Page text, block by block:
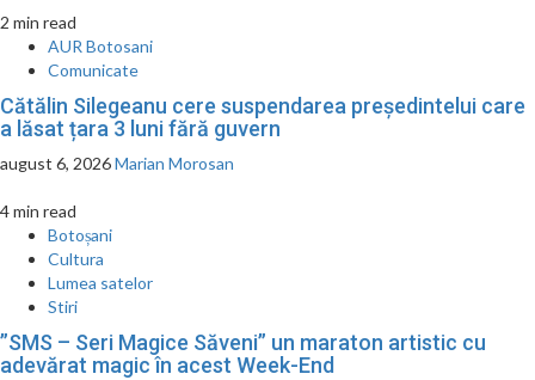
2 min read
AUR Botosani
Comunicate
Cătălin Silegeanu cere suspendarea președintelui care
a lăsat țara 3 luni fără guvern
august 6, 2026Marian Morosan
4 min read
Botoșani
Cultura
Lumea satelor
Stiri
”SMS – Seri Magice Săveni” un maraton artistic cu
adevărat magic în acest Week-End